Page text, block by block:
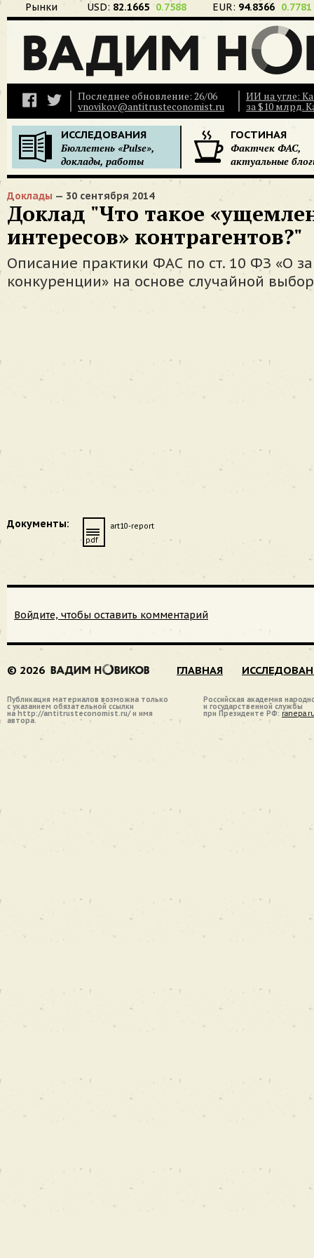
Рынки USD: 82.1665 0.7588 EUR: 94.8366 0.7781
Последнее обновление: 26/06
vnovikov@antitrusteconomist.ru
ИИ на угле:
за $10 млрд.
ИССЛЕДОВАНИЯ
Бюллетень «Pulse»,
доклады, работы
ГОСТИНАЯ
Фактчек ФАС,
актуальные
Доклады — 30 сентября 2014
Доклад "Что такое
интересов» контрагентов?"
Описание практики ФАС по ст. 10 ФЗ «О
конкуренции» на основе случайной
Документы:
pdf
art10-report
Войдите, чтобы оставить комментарий
© 2026 ГЛАВНАЯ
Публикация материалов возможна только
с указанием обязательной ссылки
на http://antitrusteconomist.ru/ и имя
автора.
Российская академия
и государственной службы
при Президенте РФ: